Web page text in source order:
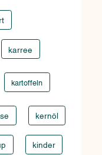
karree
kartoffeln
kernöl
kinder